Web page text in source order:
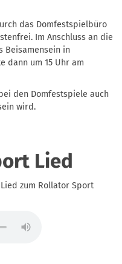
das Domfestspielbüro
Im Anschluss an die
Beisamensein in
dann um 15 Uhr am
den Domfestspiele auch
wird.
Lied
zum Rollator Sport